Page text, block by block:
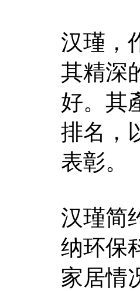
汉瑾，
其精深
好。其
排名，
表彰。
汉瑾简
纳环保
家居情